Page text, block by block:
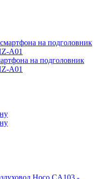
на подголовник
A01